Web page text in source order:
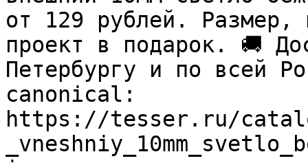
от 129 рублей. Размер,
проект в подарок. 🚚
Петербургу и по всей
canonical:
https://tesser.ru/